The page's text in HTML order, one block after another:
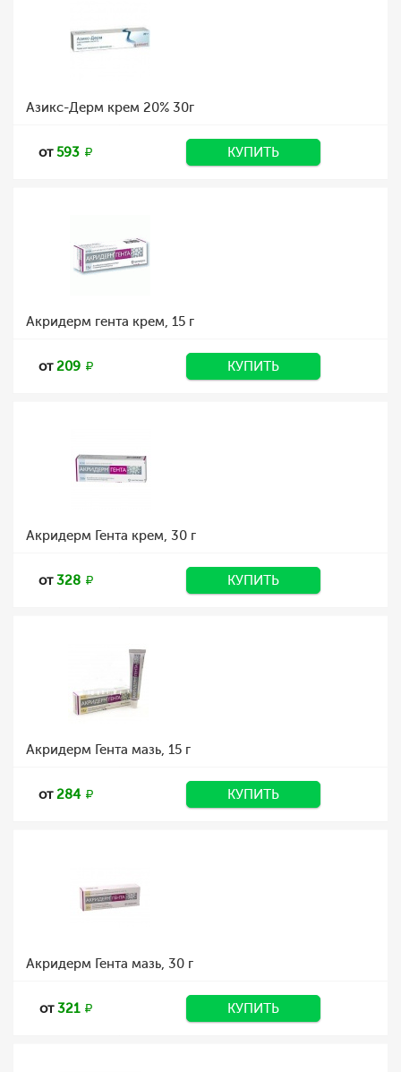
Азикс-Дерм крем 20% 30г
от593 КУПИТЬ
Акридерм гента крем, 15 г
от209 КУПИТЬ
Акридерм Гента крем, 30 г
от328 КУПИТЬ
Акридерм Гента мазь, 15 г
от284 КУПИТЬ
Акридерм Гента мазь, 30 г
от321 КУПИТЬ